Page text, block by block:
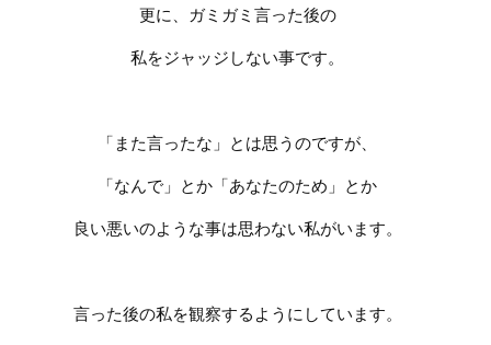
更に、ガミガミ言った後の
私をジャッジしない事です。
「また言ったな」とは思うのですが、
「なんで」とか「あなたのため」とか
良い悪いのような事は思わない私がいます。
言った後の私を観察するようにしています。